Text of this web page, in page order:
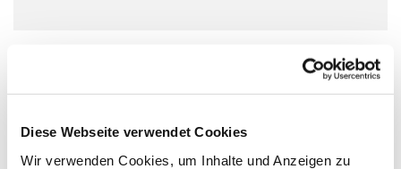
Diese Webseite verwendet Cookies
Wir verwenden Cookies, um Inhalte und Anzeigen zu